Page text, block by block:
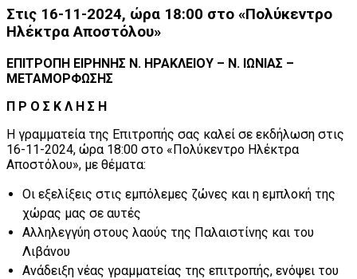
Στις 16-11-2024, ώρα 18:00 στο «Πολύκεντρο
Ηλέκτρα Αποστόλου»
ΕΠΙΤΡΟΠΗ ΕΙΡΗΝΗΣ Ν. ΗΡΑΚΛΕΙΟΥ – Ν. ΙΩΝΙΑΣ –
ΜΕΤΑΜΟΡΦΩΣΗΣ
Π Ρ Ο Σ Κ Λ Η Σ Η
Η γραμματεία της Επιτροπής σας καλεί σε εκδήλωση στις
16-11-2024, ώρα 18:00 στο «Πολύκεντρο Ηλέκτρα
Αποστόλου», με θέματα:
Οι εξελίξεις στις εμπόλεμες ζώνες και η εμπλοκή της
χώρας μας σε αυτές
Αλληλεγγύη στους λαούς της Παλαιστίνης και του
Λιβάνου
Ανάδειξη νέας γραμματείας της επιτροπής, ενόψει του